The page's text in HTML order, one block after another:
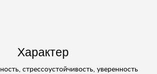
Характер
стрессоустойчивость, уверенность